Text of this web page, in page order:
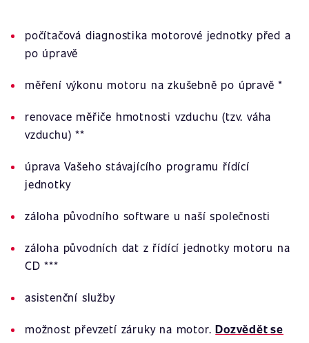
počítačová diagnostika motorové jednotky před a
po úpravě
měření výkonu motoru na zkušebně po úpravě *
renovace měřiče hmotnosti vzduchu (tzv. váha
vzduchu) **
úprava Vašeho stávajícího programu řídící
jednotky
záloha původního software u naší společnosti
záloha původních dat z řídící jednotky motoru na
CD ***
asistenční služby
možnost převzetí záruky na motor.Dozvědět se